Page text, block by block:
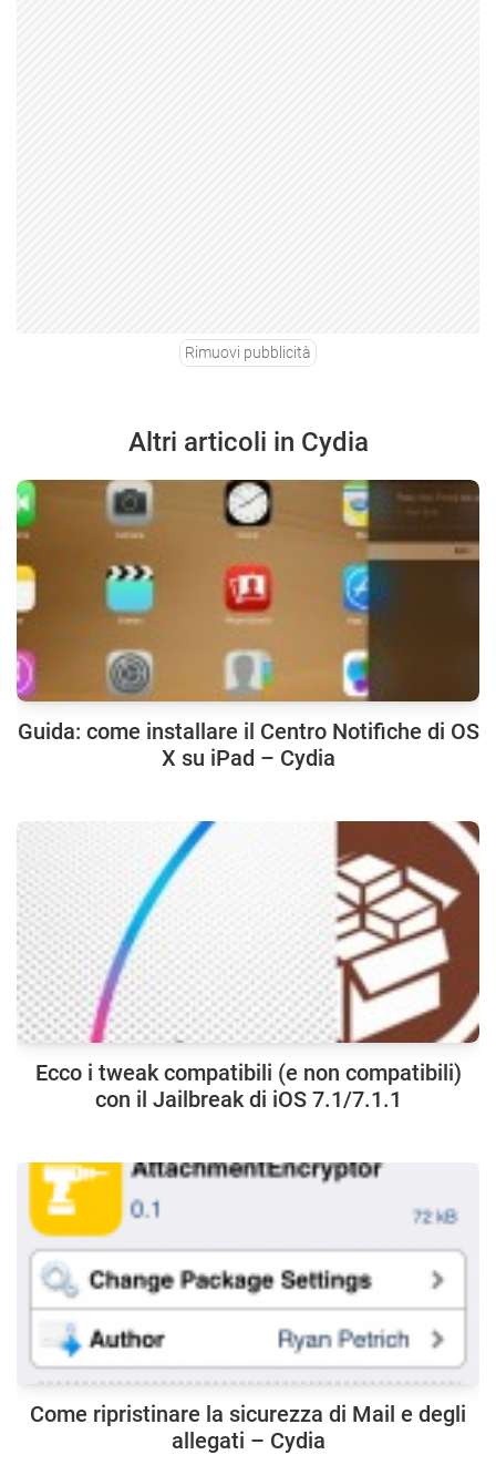
Rimuovi pubblicità
Altri articoli in Cydia
Guida: come installare il Centro Notifiche di OS
X su iPad – Cydia
Ecco i tweak compatibili (e non compatibili)
con il Jailbreak di iOS 7.1/7.1.1
Come ripristinare la sicurezza di Mail e degli
allegati – Cydia